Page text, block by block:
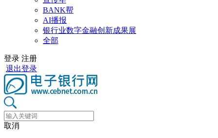
BANK帮
AI播报
银行业数字金融创新成果展
全部
登录 注册
退出登录
取消